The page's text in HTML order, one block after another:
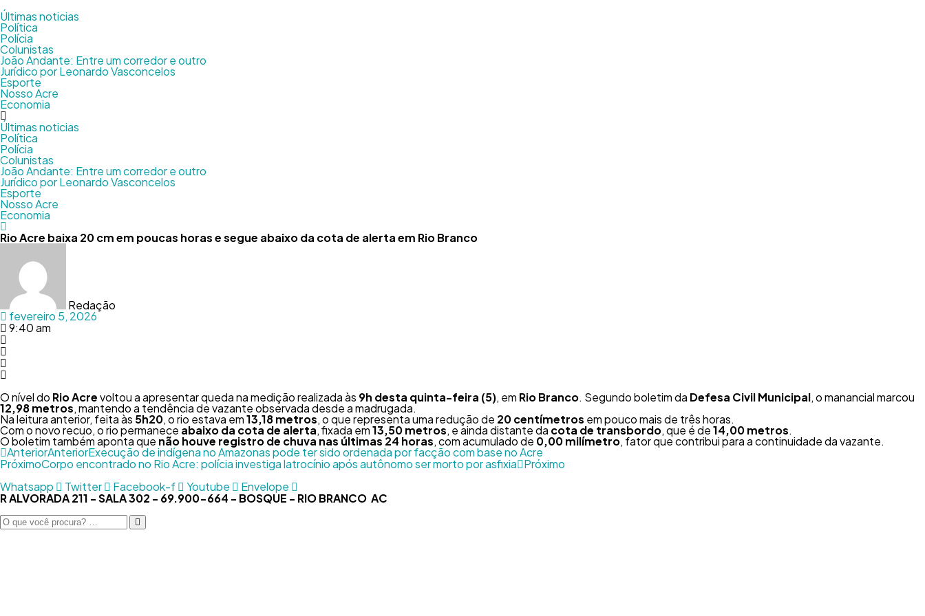
Últimas noticias
Política
Polícia
Colunistas
João Andante: Entre um corredor e outro
Jurídico por Leonardo Vasconcelos
Esporte
Nosso Acre
Economia
Últimas noticias
Política
Polícia
Colunistas
João Andante: Entre um corredor e outro
Jurídico por Leonardo Vasconcelos
Esporte
Nosso Acre
Economia
Rio Acre baixa 20 cm em poucas horas e segue abaixo da cota de alerta em Rio Branco
Redação
fevereiro 5, 2026
9:40 am
O nível do Rio Acrevoltou a apresentar queda na medição realizada às 9h desta quinta-feira (5), em Rio Branco. Segundo boletim da Defesa Civil Municipal, o manancial marcou
12,98 metros, mantendo a tendência de vazante observada desde a madrugada.
Na leitura anterior, feita às 5h20, o rio estava em13,18 metros, o que representa uma redução de 20 centímetros em pouco mais de três horas.
Com o novo recuo, o rio permanece abaixo da cota de alerta, fixada em13,50 metros, e ainda distante da cota de transbordo, que é de14,00 metros.
O boletim também aponta que não houve registro de chuva nas últimas 24 horas, com acumulado de 0,00 milímetro, fator que contribui para a continuidade da vazante.
AnteriorAnteriorExecução de indígena no Amazonas pode ter sido ordenada por facção com base no Acre
PróximoCorpo encontrado no Rio Acre: polícia investiga latrocínio após autônomo ser morto por asfixia Próximo
Whatsapp
Twitter Facebook-f Youtube
Envelope
R ALVORADA 211 - SALA 302 - 69.900-664 - BOSQUE - RIO BRANCO AC